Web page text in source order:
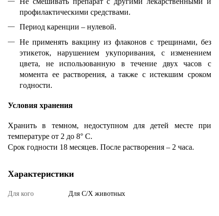
профилактическими средствами.
Период каренции – нулевой.
Не применять вакцину из флаконов с трещинами, без
этикеток, нарушением укупоривания, с изменением
цвета, не использованную в течение двух часов с
момента ее растворения, а также с истекшим сроком
годности.
Условия хранения
Хранить в темном, недоступном для детей месте при
температуре от 2 до 8° С.
Срок годности 18 месяцев. После растворения – 2 часа.
Характеристики
Для кого Для С/Х животных